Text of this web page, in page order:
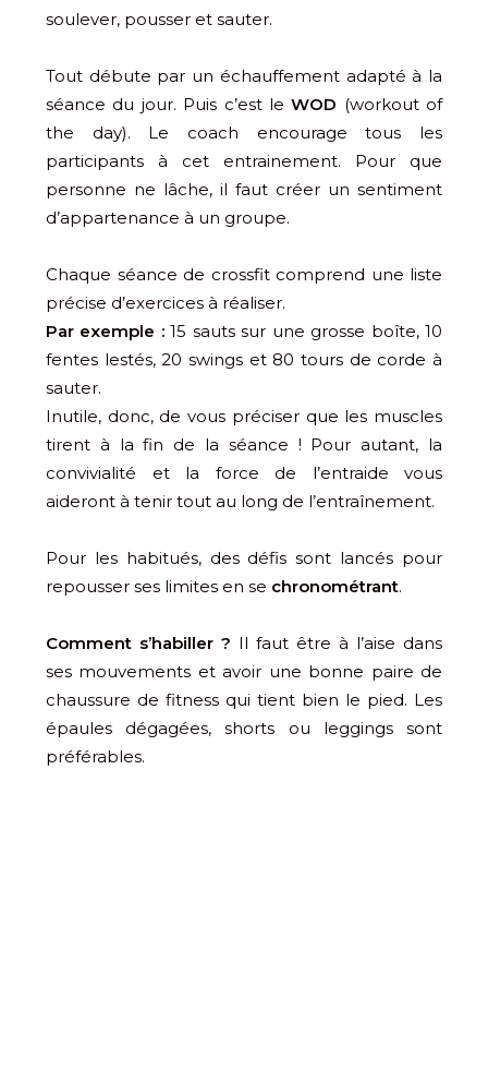
soulever, pousser et sauter.
Tout débute par un échauffement adapté à la
séance du jour. Puis c’est leWOD (workout of
the day). Le coach encourage tous les
participants à cet entrainement. Pour que
personne ne lâche, il faut créer un sentiment
d’appartenance à un groupe.
Chaque séance de crossfit comprend une liste
précise d’exercices à réaliser.
Par exemple :15 sauts sur une grosse boîte, 10
fentes lestés, 20 swings et 80 tours de corde à
sauter.
Inutile, donc, de vous préciser que les muscles
tirent à la fin de la séance ! Pour autant, la
convivialité et la force de l’entraide vous
aideront à tenir tout au long de l’entraînement.
Pour les habitués, des défis sont lancés pour
repousser ses limites en se chronométrant.
Comment s’habiller ? Il faut être à l’aise dans
ses mouvements et avoir une bonne paire de
chaussure de fitness qui tient bien le pied. Les
épaules dégagées, shorts ou leggings sont
préférables.